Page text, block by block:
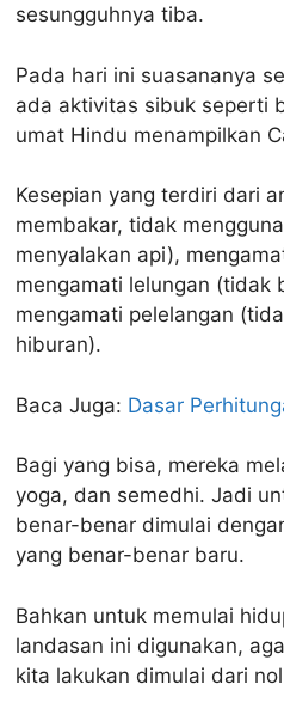
sesungguhnya tiba.
Pada hari ini suasananya
ada aktivitas sibuk seperti
umat Hindu menampilkan
Kesepian yang terdiri dari
membakar, tidak
menyalakan api),
mengamati lelungan (tidak
mengamati pelelangan
hiburan).
Baca Juga: Dasar
Bagi yang bisa, mereka
yoga, dan semedhi. Jadi
benar-benar dimulai
yang benar-benar baru.
Bahkan untuk memulai
landasan ini digunakan,
kita lakukan dimulai dari